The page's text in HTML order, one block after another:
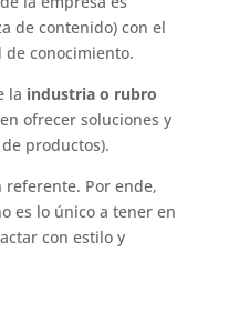
de contenido) con el
de conocimiento.
la industria o rubro
ofrecer soluciones y
productos).
referente. Por ende,
es lo único a tener en
con estilo y